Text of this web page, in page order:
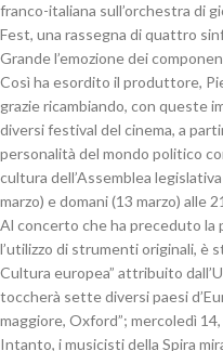
franco-italiana sull’orchestra di
Fest, una rassegna di quattro
Grande l’emozione dei
Così ha esordito il produttore,
grazie ricambiando, con queste
diversi festival del cinema, a
personalità del mondo politico
cultura dell’Assemblea
marzo) e domani (13 marzo) alle
Al concerto che ha preceduto la
l’utilizzo di strumenti originali, è
Cultura europea” attribuito
toccherà sette diversi paesi
maggiore, Oxford”; mercoledì 14,
Intanto, i musicisti della Spira